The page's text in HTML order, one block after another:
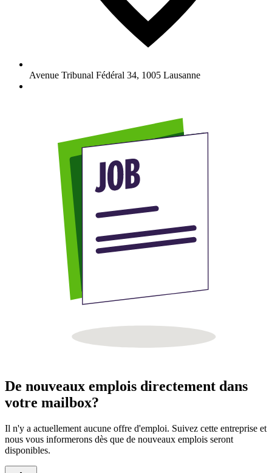
Avenue Tribunal Fédéral 34, 1005 Lausanne
De nouveaux emplois directement dans
votre mailbox?
Il n'y a actuellement aucune offre d'emploi. Suivez cette entreprise et
nous vous informerons dès que de nouveaux emplois seront
disponibles.